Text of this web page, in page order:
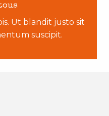
Ut blandit justo sit
suscipit.